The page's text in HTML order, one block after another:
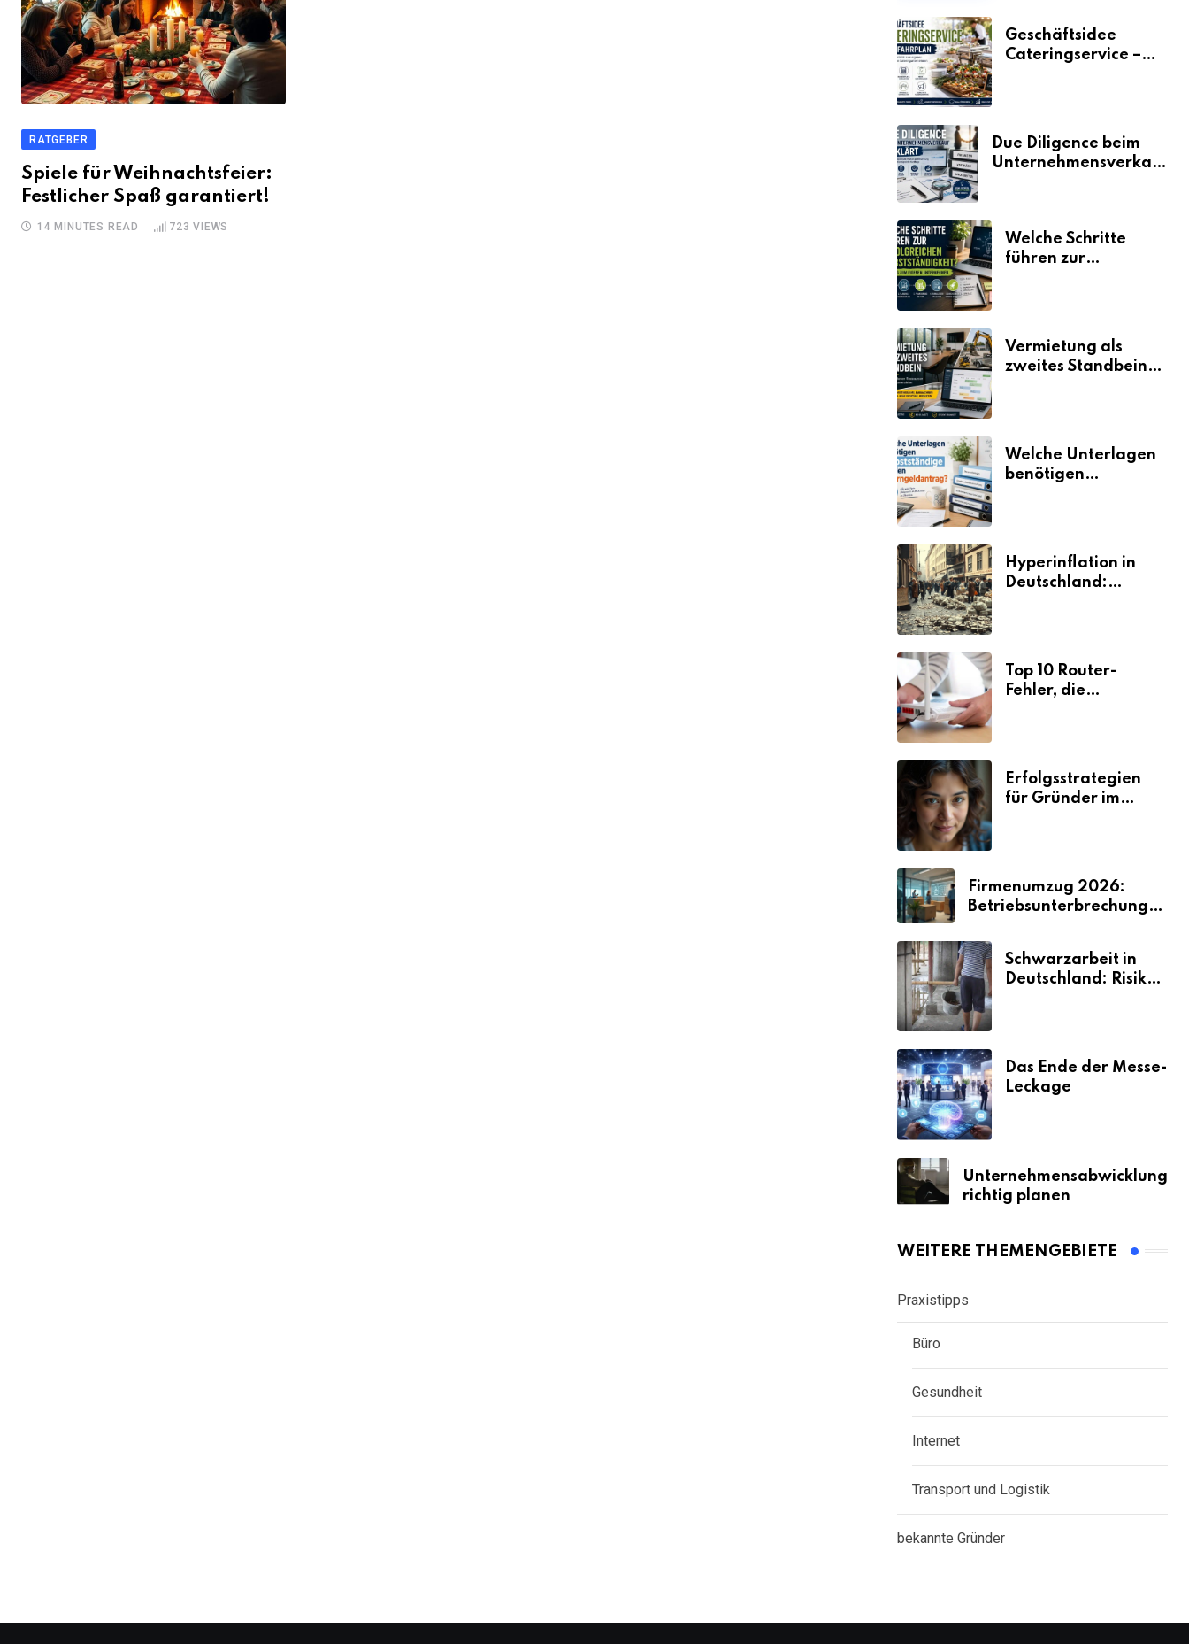
RATGEBER
Spiele für Weihnachtsfeier:
Festlicher Spaß garantiert!
14 MINUTES READ 723 VIEWS
Geschäftsidee
Cateringservice –
Due Diligence beim
Unternehmensverkauf
Welche Schritte
führen zur
Vermietung als
zweites Standbein:
Umsätze machen
Welche Unterlagen
benötigen
Hyperinflation in
Deutschland:
Top 10 Router-
Fehler, die
Erfolgsstrategien
für Gründer im
Firmenumzug 2026:
Betriebsunterbrechungen
Schwarzarbeit in
Deutschland: Risiken
Das Ende der Messe-
Leckage
Unternehmensabwicklung
richtig planen
WEITERE THEMENGEBIETE
Praxistipps
Büro
Gesundheit
Internet
Transport und Logistik
bekannte Gründer